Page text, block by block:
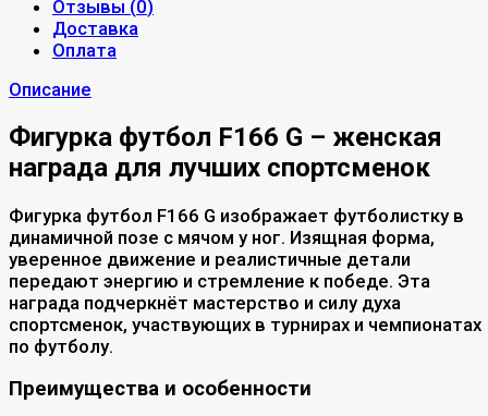
Отзывы (0)
Доставка
Оплата
Описание
Фигурка футбол F166 G – женская
награда для лучших спортсменок
Фигурка футбол F166 G изображает футболистку в
динамичной позе с мячом у ног. Изящная форма,
уверенное движение и реалистичные детали
передают энергию и стремление к победе. Эта
награда подчеркнёт мастерство и силу духа
спортсменок, участвующих в турнирах и чемпионатах
по футболу.
Преимущества и особенности